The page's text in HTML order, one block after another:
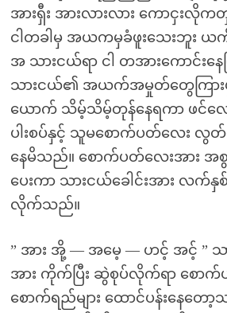
အားရှီး အားလားလား ကောငှးလို
ငါတခါမှ အယကမှခံဖူးသေးဘူး ယ
အ သားငယ်ရာ ငါ တအားကောင်းနေ
သားငယ်၏ အယက်အမှုတ်တွေကြား
ယောက် သိမ့်သိမ့်တုန်နေရကာ ဖင်လေ
ပါးစပ်နှင့် သူမစောက်ပတ်လေး လွ
နေမိသည်။ စောက်ပတ်လေးအား အ
ပေးကာ သားငယ်ခေါင်းအား လက်နှ
လိုက်သည်။
” အား အို့ — အမေ့ — ဟင့် အင့် ” သ
အား ကိုက်ပြီး ဆွဲစုပ်လိုက်ရာ စော
စောက်ရည်များ ထောင်ပန်းနေတော့